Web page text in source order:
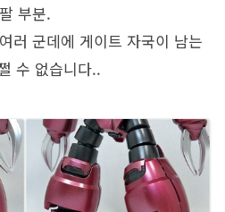
팔 부분.
러 군데에 게이트 자국이 남는
수 없습니다..